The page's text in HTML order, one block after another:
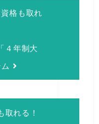
格も取れ
４年制大
取れる！